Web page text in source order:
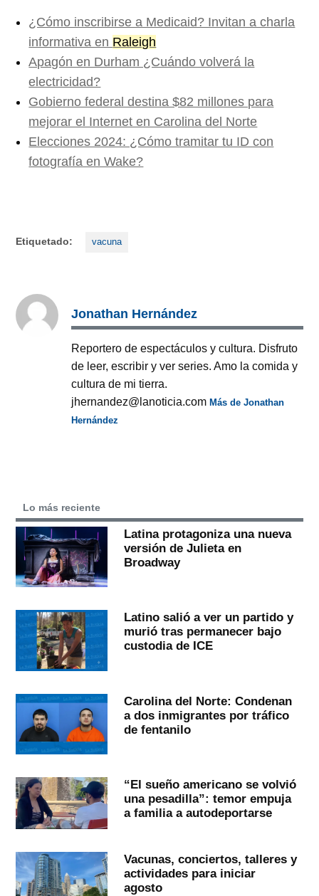
¿Cómo inscribirse a Medicaid? Invitan a charla
informativa en Raleigh
Apagón en Durham ¿Cuándo volverá la
electricidad?
Gobierno federal destina $82 millones para
mejorar el Internet en Carolina del Norte
Elecciones 2024: ¿Cómo tramitar tu ID con
fotografía en Wake?
Etiquetado: vacuna
Jonathan Hernández
Reportero de espectáculos y cultura. Disfruto
de leer, escribir y ver series. Amo la comida y
cultura de mi tierra.
jhernandez@lanoticia.comMás de Jonathan
Hernández
Lo más reciente
Latina protagoniza una nueva
versión de Julieta en
Broadway
Latino salió a ver un partido y
murió tras permanecer bajo
custodia de ICE
Carolina del Norte: Condenan
a dos inmigrantes por tráfico
de fentanilo
“El sueño americano se volvió
una pesadilla”: temor empuja
a familia a autodeportarse
Vacunas, conciertos, talleres y
actividades para iniciar
agosto